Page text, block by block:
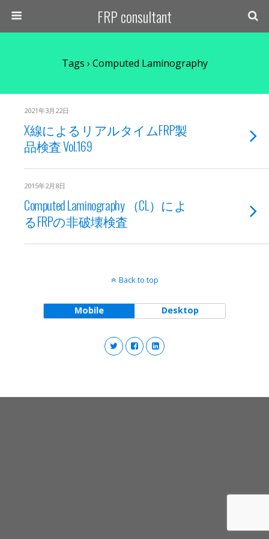
FRP consultant
Tags › Computed Laminography
2021年3月22日
X線によるリアルタイムFRP製
品検査 Vol.169
2015年2月8日
Computed Laminography （CL）によ
るFRPの非破壊検査
Back to top
Mobile Desktop